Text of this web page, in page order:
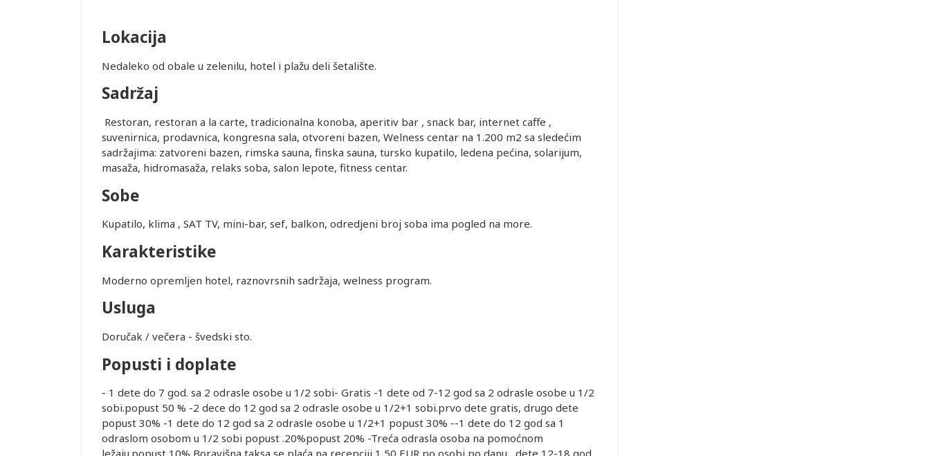
Lokacija
Nedaleko od obale u zelenilu, hotel i plažu deli šetalište.
Sadržaj
Restoran, restoran a la carte, tradicionalna konoba, aperitiv bar , snack bar, internet caffe ,
suvenirnica, prodavnica, kongresna sala, otvoreni bazen, Welness centar na 1.200 m2 sa sledećim
sadržajima: zatvoreni bazen, rimska sauna, finska sauna, tursko kupatilo, ledena pećina, solarijum,
masaža, hidromasaža, relaks soba, salon lepote, fitness centar.
Sobe
Kupatilo, klima , SAT TV, mini-bar, sef, balkon, odredjeni broj soba ima pogled na more.
Karakteristike
Moderno opremljen hotel, raznovrsnih sadržaja, welness program.
Usluga
Doručak / večera - švedski sto.
Popusti i doplate
- 1 dete do 7 god. sa 2 odrasle osobe u 1/2 sobi- Gratis -1 dete od 7-12 god sa 2 odrasle osobe u 1/2
sobi.popust 50 % -2 dece do 12 god sa 2 odrasle osobe u 1/2+1 sobi.prvo dete gratis, drugo dete
popust 30% -1 dete do 12 god sa 2 odrasle osobe u 1/2+1 popust 30% --1 dete do 12 god sa 1
odraslom osobom u 1/2 sobi popust .20%popust 20% -Treća odrasla osoba na pomoćnom